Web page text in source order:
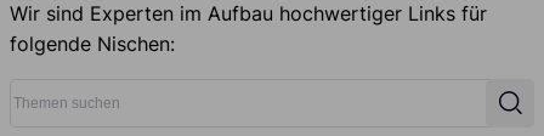
Wir sind Experten im Aufbau hochwertiger Links für
folgende Nischen: